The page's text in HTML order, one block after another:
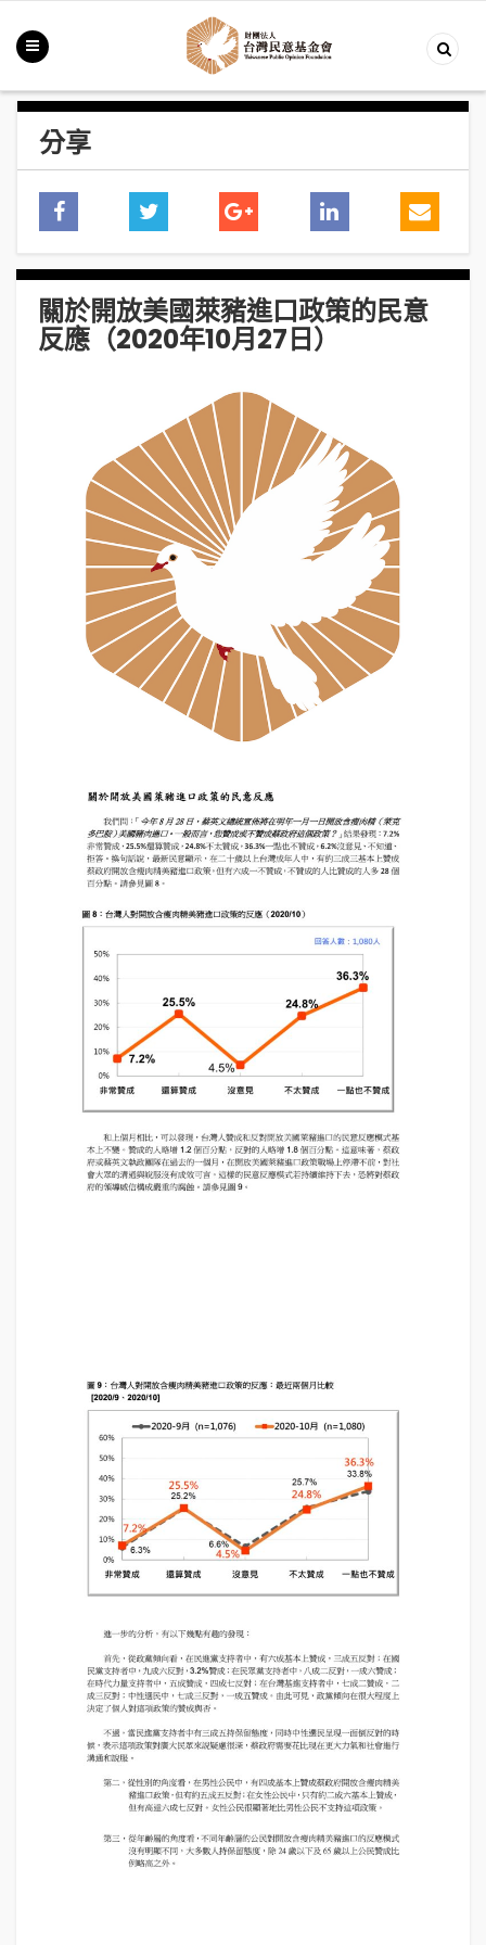
分享
關於開放美國萊豬進口政策的民意
反應（2020年10月27日）